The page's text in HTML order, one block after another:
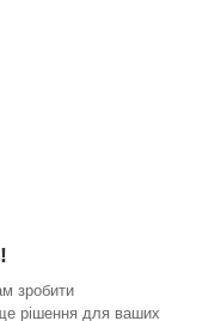
зробити
рішення для ваших